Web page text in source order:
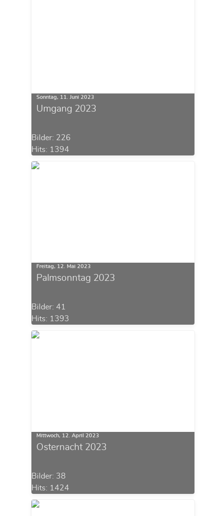
Sonntag, 11. Juni 2023
Umgang 2023
Bilder: 226
Hits: 1394
Freitag, 12. Mai 2023
Palmsonntag 2023
Bilder: 41
Hits: 1393
Mittwoch, 12. April 2023
Osternacht 2023
Bilder: 38
Hits: 1424